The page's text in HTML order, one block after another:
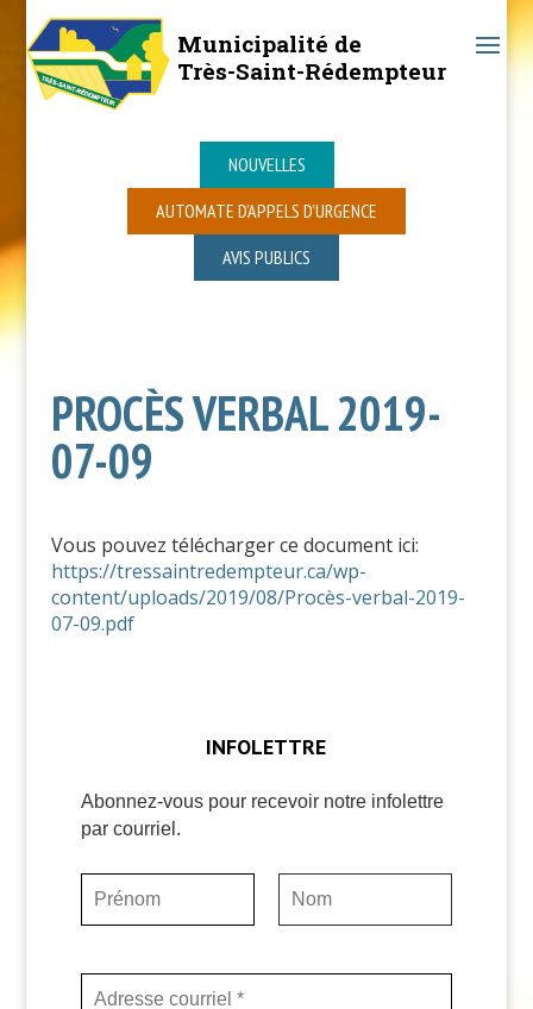
Municipalité de
Très-Saint-Rédempteur
NOUVELLES
AUTOMATE D’APPELS D’URGENCE
AVIS PUBLICS
PROCÈS VERBAL 2019-
07-09
Vous pouvez télécharger ce document ici:
https://tressaintredempteur.ca/wp-
content/uploads/2019/08/Procès-verbal-2019-
07-09.pdf
INFOLETTRE
Abonnez-vous pour recevoir notre infolettre
par courriel.